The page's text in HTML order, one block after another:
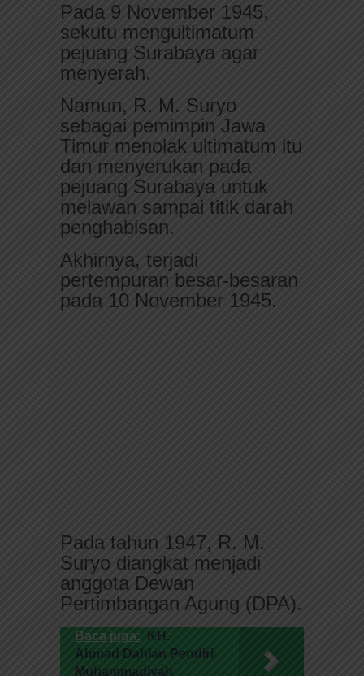
Pada 9 November 1945,
sekutu mengultimatum
pejuang Surabaya agar
menyerah.
Namun, R. M. Suryo
sebagai pemimpin Jawa
Timur menolak ultimatum itu
dan menyerukan pada
pejuang Surabaya untuk
melawan sampai titik darah
penghabisan.
Akhirnya, terjadi
pertempuran besar-besaran
pada 10 November 1945.
Pada tahun 1947, R. M.
Suryo diangkat menjadi
anggota Dewan
Pertimbangan Agung (DPA).
Baca juga:
KH.
Ahmad Dahlan Pendiri
Muhammadiyah